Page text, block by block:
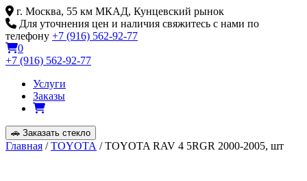
Skip
to
content
г. Москва, 55 км МКАД, Кунцевский рынок
Для уточнения цен и наличия свяжитесь с нами по
телефону +7 (916) 562-92-77
0
+7 (916) 562-92-77
Услуги
Заказы
🚗 Заказать стекло
Главная /TOYOTA / TOYOTA RAV 4 5RGR 2000-2005, шт